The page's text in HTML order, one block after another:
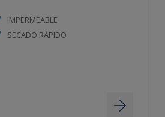
IMPERMEABLE
SECADO RÁPIDO